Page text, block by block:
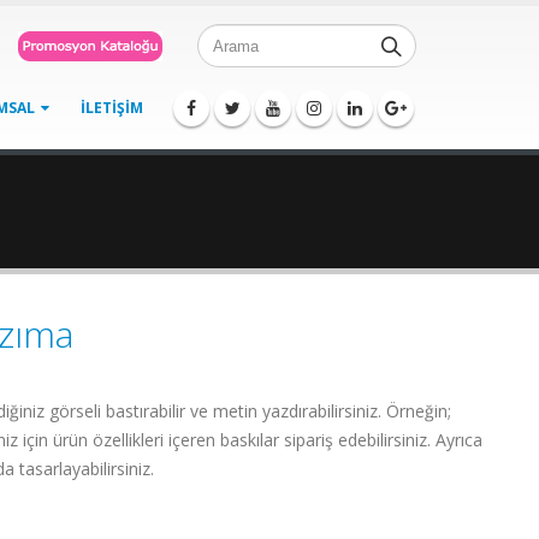
İLETIŞIM
görseli bastırabilir ve metin yazdırabilirsiniz. Örneğin;
için ürün özellikleri içeren baskılar sipariş edebilirsiniz. Ayrıca
tasarlayabilirsiniz.